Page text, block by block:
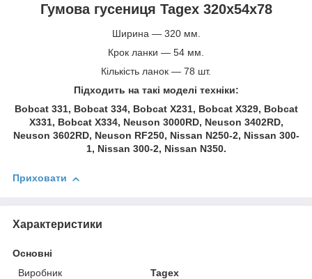
Гумова гусениця Tagex 320х54х78
Ширина — 320 мм.
Крок ланки — 54 мм.
Кількість ланок — 78 шт.
Підходить на такі моделі техніки:
Bobcat 331, Bobcat 334, Bobcat X231, Bobcat X329, Bobcat
X331, Bobcat X334, Neuson 3000RD, Neuson 3402RD,
Neuson 3602RD, Neuson RF250, Nissan N250-2, Nissan 300-
1, Nissan 300-2, Nissan N350.
Приховати
Характеристики
Основні
Виробник
Tagex